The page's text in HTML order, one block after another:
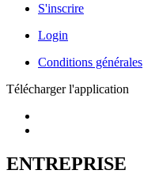
S'inscrire
Login
Conditions générales
Télécharger l'application
ENTREPRISE